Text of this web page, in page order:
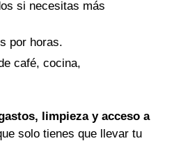
si necesitas más
por horas.
café, cocina,
limpieza y acceso a
solo tienes que llevar tu